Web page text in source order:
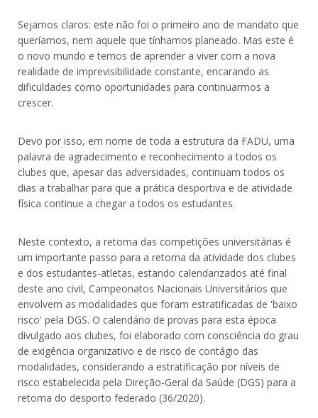
Sejamos claros: este não foi o primeiro ano de mandato que
queríamos, nem aquele que tínhamos planeado. Mas este é
o novo mundo e temos de aprender a viver com a nova
realidade de imprevisibilidade constante, encarando as
dificuldades como oportunidades para continuarmos a
crescer.
Devo por isso, em nome de toda a estrutura da FADU, uma
palavra de agradecimento e reconhecimento a todos os
clubes que, apesar das adversidades, continuam todos os
dias a trabalhar para que a prática desportiva e de atividade
física continue a chegar a todos os estudantes.
Neste contexto, a retoma das competições universitárias é
um importante passo para a retoma da atividade dos clubes
e dos estudantes-atletas, estando calendarizados até final
deste ano civil, Campeonatos Nacionais Universitários que
envolvem as modalidades que foram estratificadas de 'baixo
risco' pela DGS. O calendário de provas para esta época
divulgado aos clubes, foi elaborado com consciência do grau
de exigência organizativo e de risco de contágio das
modalidades, considerando a estratificação por níveis de
risco estabelecida pela Direção-Geral da Saúde (DGS) para a
retoma do desporto federado (36/2020).